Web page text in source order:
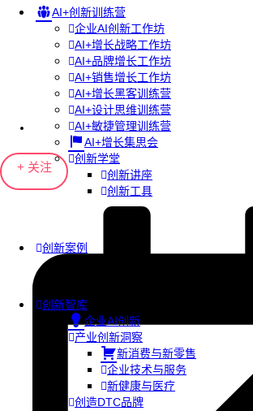
AI+创新训练营
企业AI创新工作坊
AI+增长战略工作坊
AI+品牌增长工作坊
AI+销售增长工作坊
AI+增长黑客训练营
AI+设计思维训练营
AI+敏捷管理训练营
AI+增长集思会
创新学堂
创新讲座
创新工具
创新案例
创新智库
企业AI创新
产业创新洞察
新消费与新零售
企业技术与服务
新健康与医疗
创造DTC品牌
+ 关注